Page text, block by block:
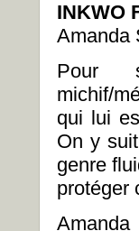
INKWO
Pour
michif/
qui lui
On y
genre
protéger